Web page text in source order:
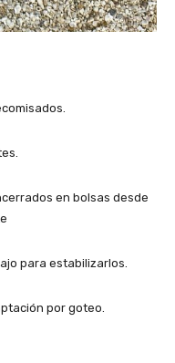
en bolsas desde
para estabilizarlos.
por goteo.